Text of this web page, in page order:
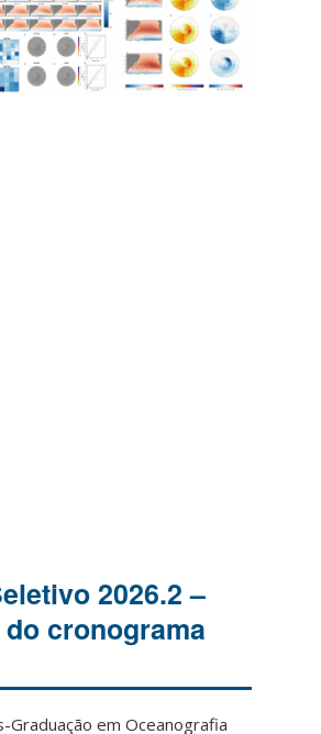
2026.2 –
cronograma
Graduação em Oceanografia